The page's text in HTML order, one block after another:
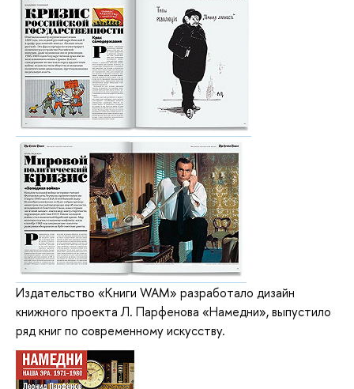
Издательство «Книги WAM» разработало дизайн
книжного проекта Л. Парфенова «Намедни», выпустило
ряд книг по современному искусству.